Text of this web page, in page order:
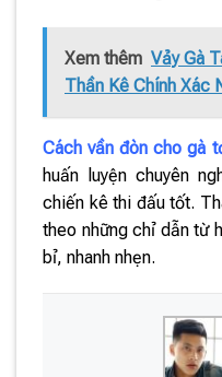
Xem thêm Vảy Gà
Thần Kê Chính Xác
Cách vần đòn cho gà
huấn luyện chuyên
chiến kê thi đấu tốt.
theo những chỉ dẫn từ
bỉ, nhanh nhẹn.